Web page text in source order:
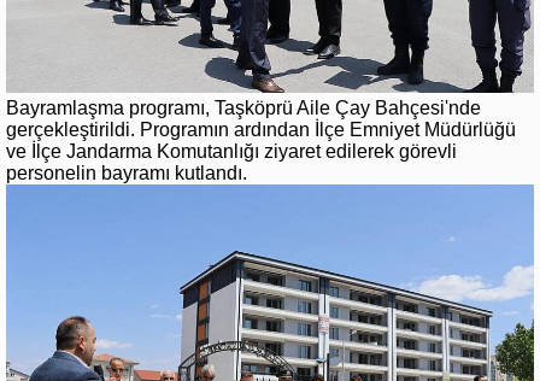
Bayramlaşma programı, Taşköprü Aile Çay Bahçesi'nde
gerçekleştirildi. Programın ardından İlçe Emniyet Müdürlüğü
ve İlçe Jandarma Komutanlığı ziyaret edilerek görevli
personelin bayramı kutlandı.